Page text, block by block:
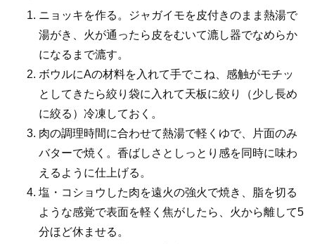
ニョッキを作る。ジャガイモを皮付きのまま熱湯で
湯がき、火が通ったら皮をむいて漉し器でなめらか
になるまで漉す。
ボウルにAの材料を入れて手でこね、感触がモチッ
としてきたら絞り袋に入れて天板に絞り（少し長め
に絞る）冷凍しておく。
肉の調理時間に合わせて熱湯で軽くゆで、片面のみ
バターで焼く。香ばしさとしっとり感を同時に味わ
えるように仕上げる。
塩・コショウした肉を遠火の強火で焼き、脂を切る
ような感覚で表面を軽く焦がしたら、火から離して5
分ほど休ませる。